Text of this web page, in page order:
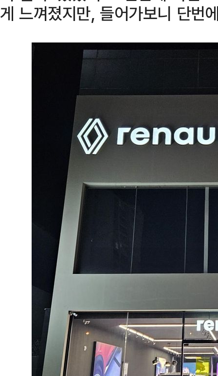
게 느껴졌지만, 들어가보니 단번